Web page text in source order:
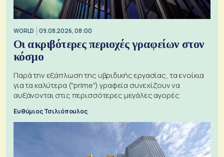
WORLD 09.08.2026, 08:00
Οι ακριβότερες περιοχές γραφείων στον
κόσμο
Παρά την εξάπλωση της υβριδικής εργασίας, τα ενοίκια
για τα καλύτερα ("prime") γραφεία συνεχίζουν να
αυξάνονται στις περισσότερες μεγάλες αγορές
Ευθύμιος Τσιλιόπουλος